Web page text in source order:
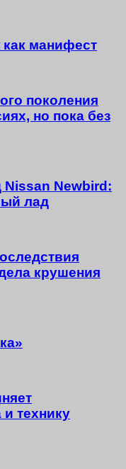
манифест
поколения
но пока без
Nissan Newbird:
лад
крушения
и технику